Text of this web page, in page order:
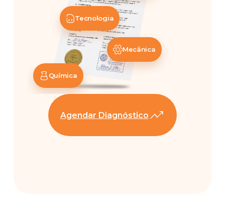
Agendar Diagnóstico
Mecânica
Tecnologia
Química